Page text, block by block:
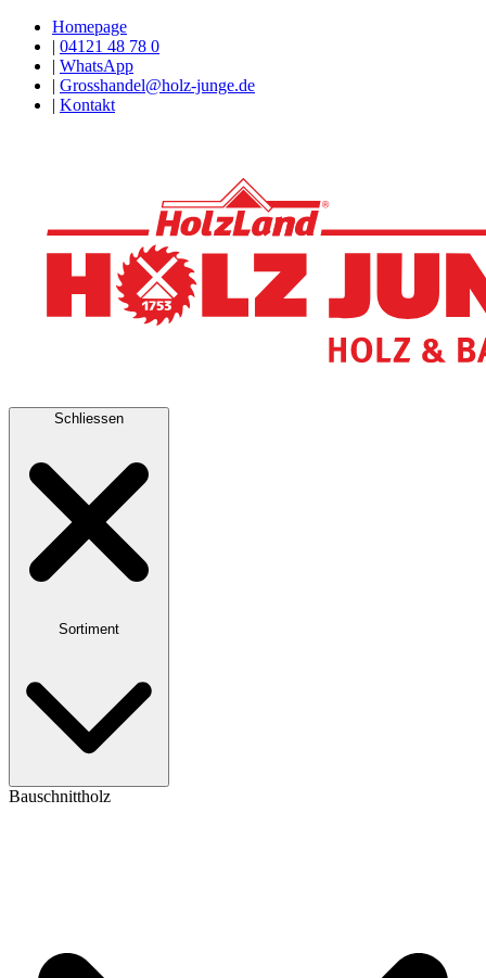
Homepage
| 04121 48 78 0
| WhatsApp
| Grosshandel@holz-junge.de
| Kontakt
Schliessen
Sortiment
Bauschnittholz